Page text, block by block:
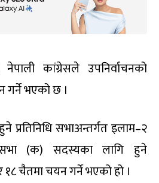
कांग्रेसले उपनिर्वाचनको
गर्ने भएको छ ।
प्रतिनिधि सभाअन्तर्गत इलाम–२
(क) सदस्यका लागि हुने
१८ चैतमा चयन गर्ने भएको हो ।